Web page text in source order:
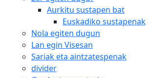
Aurkitu sustapen bat
Euskadiko sustapenak
Nola egiten dugun
Lan egin Visesan
Sariak eta aintzatespenak
divider